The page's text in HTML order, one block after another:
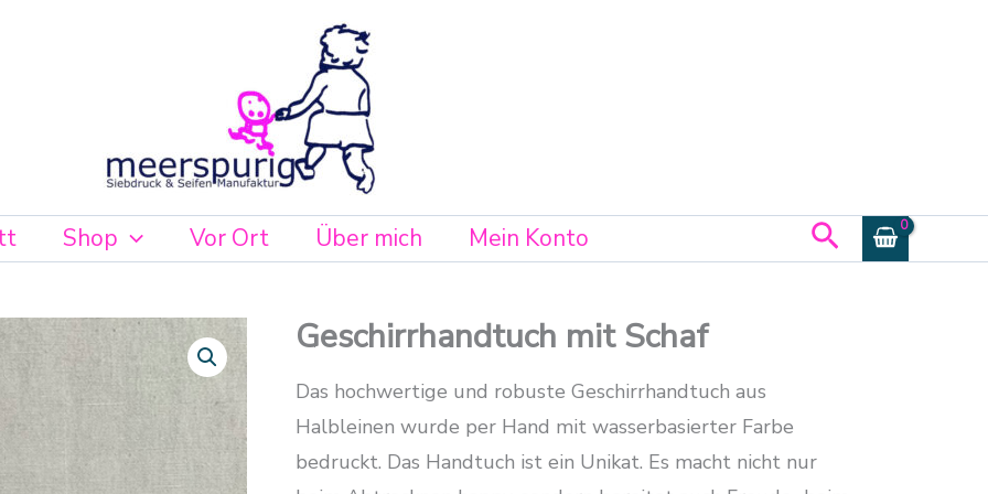
Shop Vor Ort Über mich Mein Konto Suchen
Geschirrhandtuch mit Schaf
Das hochwertige und robuste Geschirrhandtuch aus
Halbleinen wurde per Hand mit wasserbasierter Farbe
bedruckt. Das Handtuch ist ein Unikat. Es macht nicht nur
Geschirrhandtuch
mit
Menge